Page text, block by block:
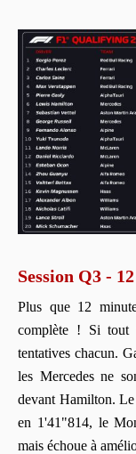
Session Q3 -
Plus que 12
complète ! Si tout
tentatives chacun.
les Mercedes ne
devant Hamilton.
en 1'41"814, le
mais échoue à